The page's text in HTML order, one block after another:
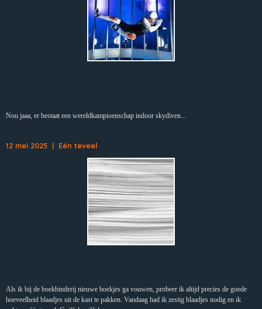
Nou jaaa, er bestaat een wereldkampioenschap indoor skydiven...
12 mei 2025 | Eén teveel
Als ik bij de boekbinderij nieuwe boekjes ga vouwen, probeer ik altijd precies de goede
hoeveelheid blaadjes uit de kast te pakken. Vandaag had ik zestig blaadjes nodig en ik